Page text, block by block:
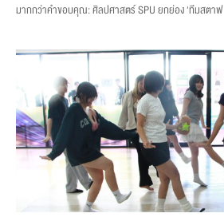
มากกว่าคำขอบคุณ: ศิลปศาสตร์ SPU ยกย่อง ‘ทีมสตาฟ